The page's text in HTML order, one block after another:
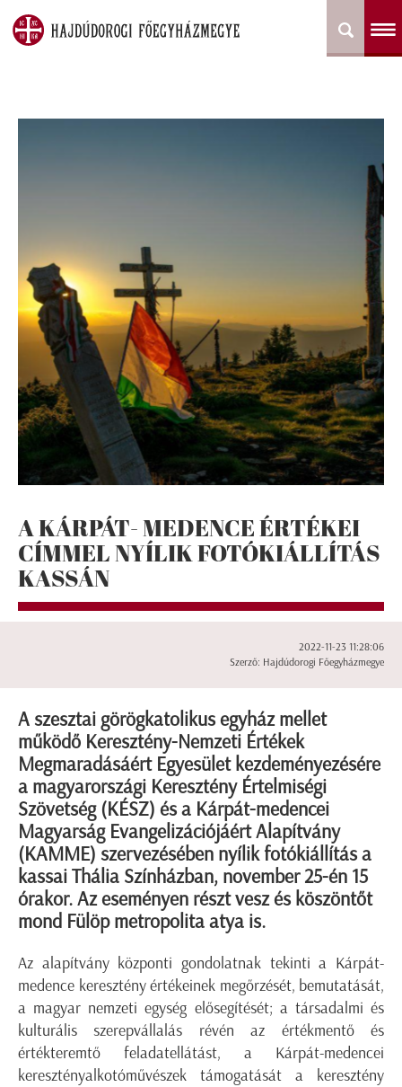
A KÁRPÁT- MEDENCE ÉRTÉKEI
CÍMMEL NYÍLIK FOTÓKIÁLLÍTÁS
KASSÁN
2022-11-23 11:28:06
Szerző: Hajdúdorogi Főegyházmegye
A szesztai görögkatolikus egyház mellet
működő Keresztény-Nemzeti Értékek
Megmaradásáért Egyesület kezdeményezésére
a magyarországi Keresztény Értelmiségi
Szövetség (KÉSZ) és a Kárpát-medencei
Magyarság Evangelizációjáért Alapítvány
(KAMME) szervezésében nyílik fotókiállítás a
kassai Thália Színházban, november 25-én 15
órakor. Az eseményen részt vesz és köszöntőt
mond Fülöp metropolita atya is.
Az alapítvány központi gondolatnak tekinti a Kárpát-
medence keresztény értékeinek megőrzését, bemutatását,
a magyar nemzeti egység elősegítését; a társadalmi és
kulturális szerepvállalás révén az értékmentő és
értékteremtő feladatellátást, a Kárpát-medencei
keresztényalkotóművészek támogatását a keresztény